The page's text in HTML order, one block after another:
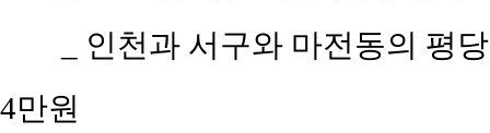
_ 인천과 서구와 마전동의 평
4만원